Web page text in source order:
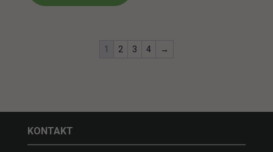
1 2 3 4 →
KONTAKT